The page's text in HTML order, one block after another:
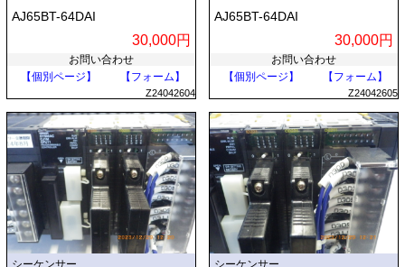
AJ65BT-64DAI
30,000円
お問い合わせ
【個別ページ】
【フォーム】
Z24042604
AJ65BT-64DAI
30,000円
お問い合わせ
【個別ページ】
【フォーム】
Z24042605